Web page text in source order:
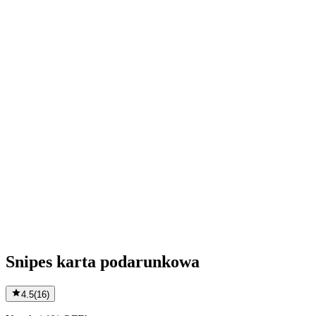
Snipes karta podarunkowa
4.5(16)